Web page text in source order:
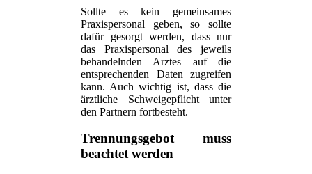
Sollte es kein gemeinsames
Praxispersonal geben, so sollte
dafür gesorgt werden, dass nur
das Praxispersonal des jeweils
behandelnden Arztes auf die
entsprechenden Daten zugreifen
kann. Auch wichtig ist, dass die
ärztliche Schweigepflicht unter
den Partnern fortbesteht.
Trennungsgebot muss
beachtet werden